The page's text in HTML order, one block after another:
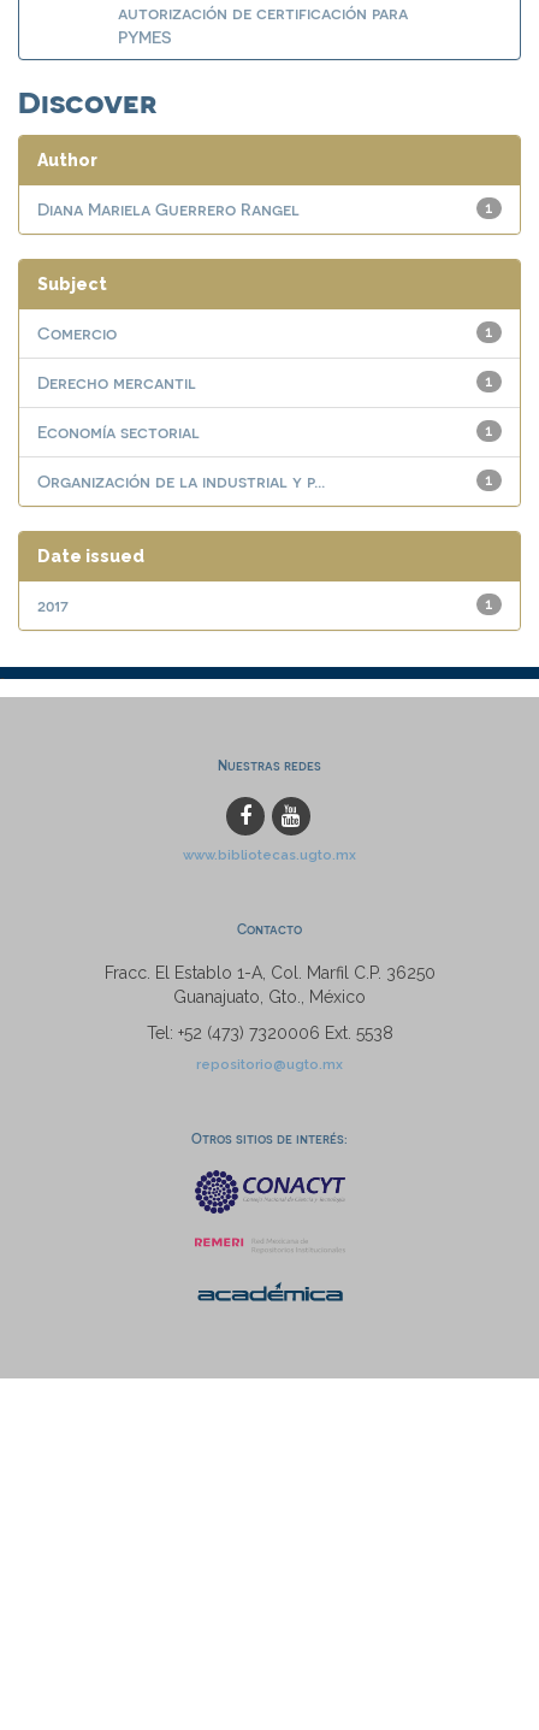
autorización de certificación para
PYMES
Discover
Author
1
Diana Mariela Guerrero Rangel
Subject
1
Comercio
1
Derecho mercantil
1
Economía sectorial
1
Organización de la industrial y p...
Date issued
1
2017
Nuestras redes
www.bibliotecas.ugto.mx
Contacto
Fracc. El Establo 1-A, Col. Marfil C.P. 36250
Guanajuato, Gto., México
Tel: +52 (473) 7320006 Ext. 5538
repositorio@ugto.mx
Otros sitios de interés: